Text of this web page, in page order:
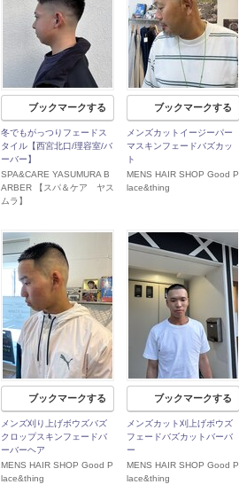
ブックマークする
冬でもがっつりフェードス
タイル【西宮北口/理容室/バ
ーバー】
SPA&CARE YASUMURA B
ARBER 【スパ＆ケア ヤス
ムラ】
ブックマークする
メンズカットイージーパー
マスキンフェードバズカッ
ト
MENS HAIR SHOP Good P
lace&thing
ブックマークする
メンズ刈り上げボウズバズ
クロップスキンフェードバ
ーバーヘア
MENS HAIR SHOP Good P
lace&thing
ブックマークする
メンズカット刈上げボウズ
フェードバズカットバーバ
ー
MENS HAIR SHOP Good P
lace&thing